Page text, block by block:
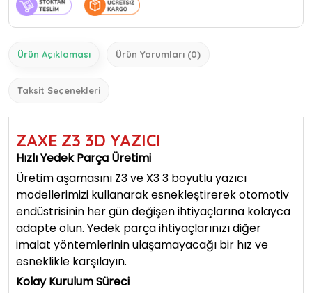
Ürün Açıklaması Ürün Yorumları (0)
Taksit Seçenekleri
ZAXE Z3 3D YAZICI
Hızlı Yedek Parça Üretimi
Üretim aşamasını Z3 ve X3 3 boyutlu yazıcı
modellerimizi kullanarak esnekleştirerek otomotiv
endüstrisinin her gün değişen ihtiyaçlarına kolayca
adapte olun. Yedek parça ihtiyaçlarınızı diğer
imalat yöntemlerinin ulaşamayacağı bir hız ve
esneklikle karşılayın.
Kolay Kurulum Süreci